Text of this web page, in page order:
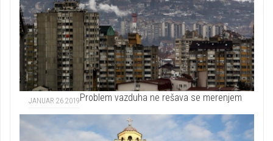
JANUAR 26 2019Problem vazduha ne rešava se merenjem